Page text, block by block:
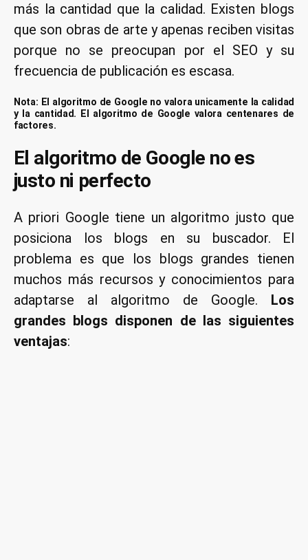
más la cantidad que la calidad. Existen blogs
que son obras de arte y apenas reciben visitas
porque no se preocupan por el SEO y su
frecuencia de publicación es escasa.
Nota: El algoritmo de Google no valora unicamente la calidad
y la cantidad. El algoritmo de Google valora centenares de
factores.
El algoritmo de Google no es
justo ni perfecto
A priori Google tiene un algoritmo justo que
posiciona los blogs en su buscador. El
problema es que los blogs grandes tienen
muchos más recursos y conocimientos para
adaptarse al algoritmo de Google. Los
grandes blogs disponen de las siguientes
ventajas: